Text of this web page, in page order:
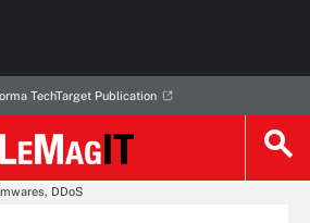
TechTarget Publication
DDoS